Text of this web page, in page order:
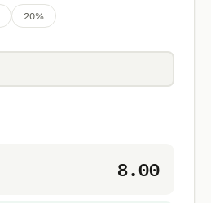
20%
8.00